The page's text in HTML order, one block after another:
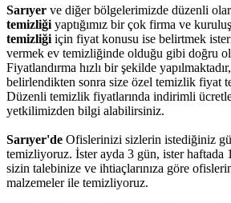
Sarıyer ve diğer bölgelerimizde düzenli
temizliği yaptığımız bir çok firma ve
temizliği için fiyat konusu ise belirtmek
vermek ev temizliğinde olduğu gibi doğru
Fiyatlandırma hızlı bir şekilde
belirlendikten sonra size özel temizlik fiyat
Düzenli temizlik fiyatlarında indirimli
yetkilimizden bilgi alabilirsiniz.
Sarıyer'de Ofislerinizi sizlerin istediğiniz
temizliyoruz. İster ayda 3 gün, ister haftada
sizin talebinize ve ihtiaçlarınıza göre
malzemeler ile temizliyoruz.